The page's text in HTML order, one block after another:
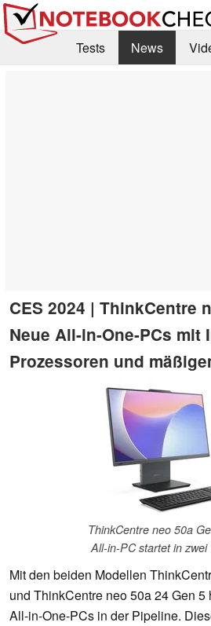
Tests News
CES 2024 | ThinkCentre
Neue All-in-One-PCs mit
Prozessoren und
ThinkCentre neo 50a
All-in-PC startet in zwei
Mit den beiden Modellen
und ThinkCentre neo 50a 24 Gen
All-in-One-PCs in der Pipeline.